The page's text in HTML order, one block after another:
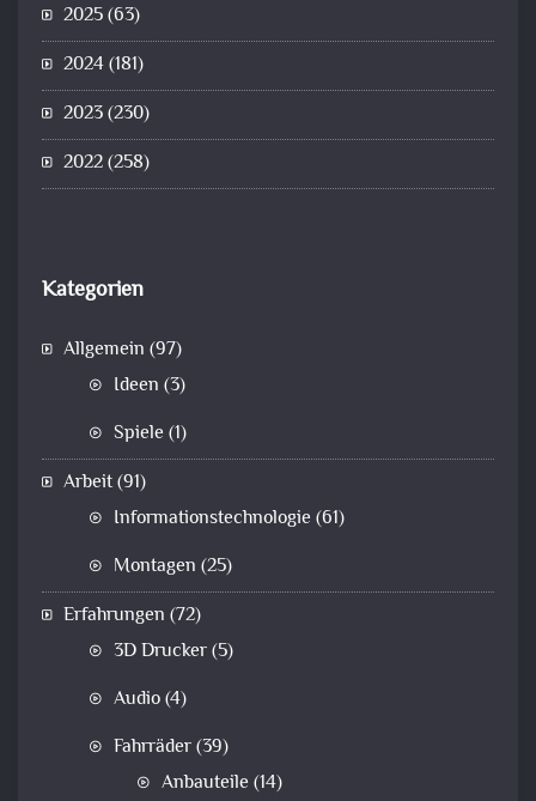
2025(63)
2024(181)
2023(230)
2022(258)
Kategorien
Allgemein (97)
Ideen (3)
Spiele (1)
Arbeit(91)
Informationstechnologie (61)
Montagen (25)
Erfahrungen (72)
3D Drucker(5)
Audio(4)
Fahrräder(39)
Anbauteile (14)